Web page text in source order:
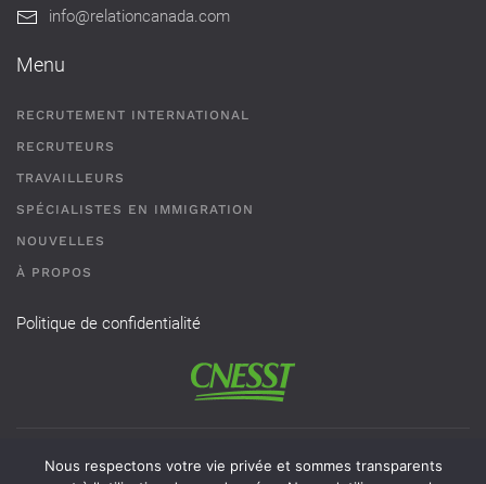
info@relationcanada.com
Menu
RECRUTEMENT INTERNATIONAL
RECRUTEURS
TRAVAILLEURS
SPÉCIALISTES EN IMMIGRATION
NOUVELLES
À PROPOS
Politique de confidentialité
Permis de recrutement # AR-2101593 - Une agence de
Nous respectons votre vie privée et sommes transparents